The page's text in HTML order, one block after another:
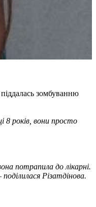
зомбуванню
років, вони просто
потрапила до лікарні.
Різатдінова.